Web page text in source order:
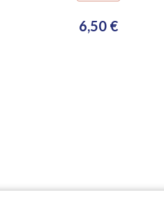
6,50 €